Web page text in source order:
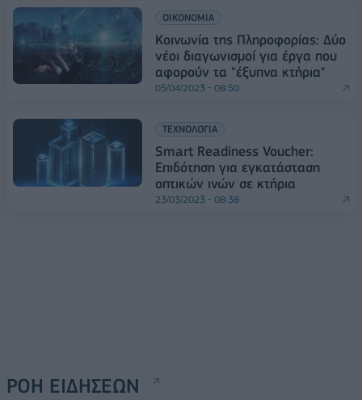
ΟΙΚΟΝΟΜΙΑ
Κοινωνία της Πληροφορίας: Δύο
νέοι διαγωνισμοί για έργα που
αφορούν τα "έξυπνα κτήρια"
05/04/2023 - 08:50
ΤΕΧΝΟΛΟΓΙΑ
Smart Readiness Voucher:
Επιδότηση για εγκατάσταση
οπτικών ινών σε κτήρια
23/03/2023 - 08:38
ΡΟΗ ΕΙΔΗΣΕΩΝ